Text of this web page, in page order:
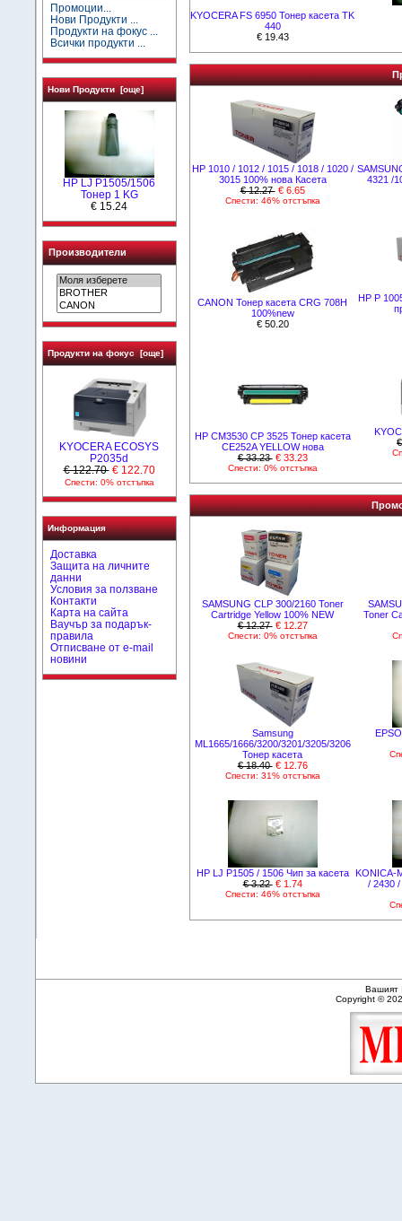
Промоции...
Нови Продукти ...
Продукти на фокус ...
Всички продукти ...
Нови Продукти [още]
HP LJ P1505/1506
Тонер 1 KG
€ 15.24
Производители
Продукти на фокус [още]
KYOCERA ECOSYS
P2035d
€ 122.70 € 122.70
Спести: 0% отстъпка
Информация
Доставка
Защита на личните
данни
Условия за ползване
Контакти
Карта на сайта
Ваучър за подарък-
правила
Отписване от e-mail
новини
KYOCERA FS 6950 Тонер касета TK
440
€ 19.43
НР 1010 / 1012 / 1015 / 1018 / 1020 /
3015 100% нова Касета
€ 12.27 € 6.65
Спести: 46% отстъпка
4321 /
CANON Тонер касета CRG 708H
100%new
€ 50.20
HP P
HP CM3530 CP 3525 Тонер касета
CE252A YELLOW нова
€ 33.23 € 33.23
Спести: 0% отстъпка
SAMSUNG CLP 300/2160 Toner
Cartridge Yellow 100% NEW
€ 12.27 € 12.27
Спести: 0% отстъпка
Toner
Samsung
ML1665/1666/3200/3201/3205/3206
Тонер касета
€ 18.40 € 12.76
Спести: 31% отстъпка
HP LJ P1505 / 1506 Чип за касета
€ 3.22 € 1.74
Спести: 46% отстъпка
KONICA-
/ 2430 /
Вашият
Copyright ©